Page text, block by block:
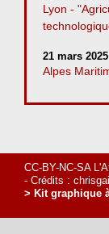
Lyon -
21 mars 2025
Alpes
CC-BY-NC-SA
- Crédits :
> Kit graphique